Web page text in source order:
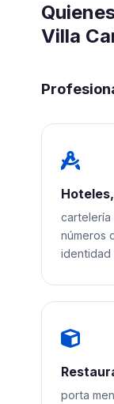
Villa
cartelería
números
identidad
porta